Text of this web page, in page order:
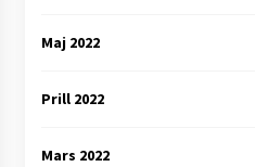
Maj 2022
Prill 2022
Mars 2022